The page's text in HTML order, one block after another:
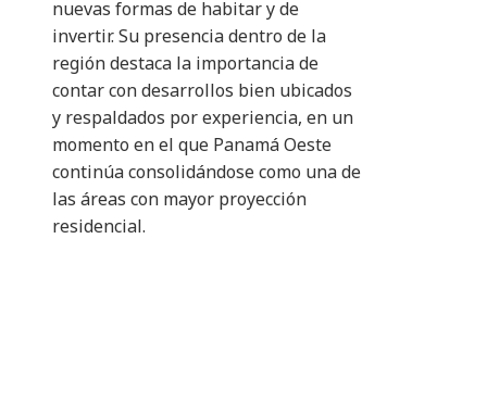
nuevas formas de habitar y de
invertir. Su presencia dentro de la
región destaca la importancia de
contar con desarrollos bien ubicados
y respaldados por experiencia, en un
momento en el que Panamá Oeste
continúa consolidándose como una de
las áreas con mayor proyección
residencial.